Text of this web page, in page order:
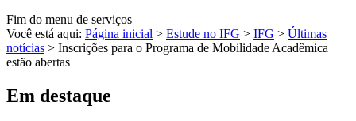
Fim do menu de serviços
Você está aqui: Página inicial > Estude no IFG > IFG > Últimas
notícias > Inscrições para o Programa de Mobilidade Acadêmica
estão abertas
Em destaque